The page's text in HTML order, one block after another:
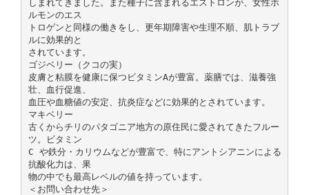
しまれてきました。また種子に含まれるエストロンが、女性ホ
ルモンのエス
トロゲンと同様の働きをし、更年期障害や生理不順、肌トラブ
ルに効果的と
されています。
ゴジベリー（クコの実）
皮膚と粘膜を健康に保つビタミンAが豊富。薬膳では、滋養強
壮、血行促進、
血圧や血糖値の安定、抗炎症などに効果的とされています。
マキベリー
古くからチリのパタゴニア地方の原住民に愛されてきたフルー
ツ。ビタミン
C や鉄分・カリウムなどが豊富で、特にアントシアニンによる
抗酸化力は、果
物の中でも最高レベルの値を持っています。
＜お問い合わせ先＞